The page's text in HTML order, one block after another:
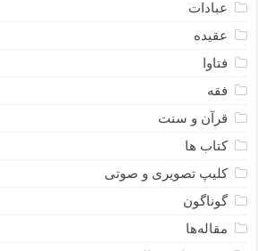
عبادات
عقیده
فتاوا
فقه
قرآن و سنت
کتاب ها
کلیپ تصویری و صوتی
گوناگون
مقاله‌ها